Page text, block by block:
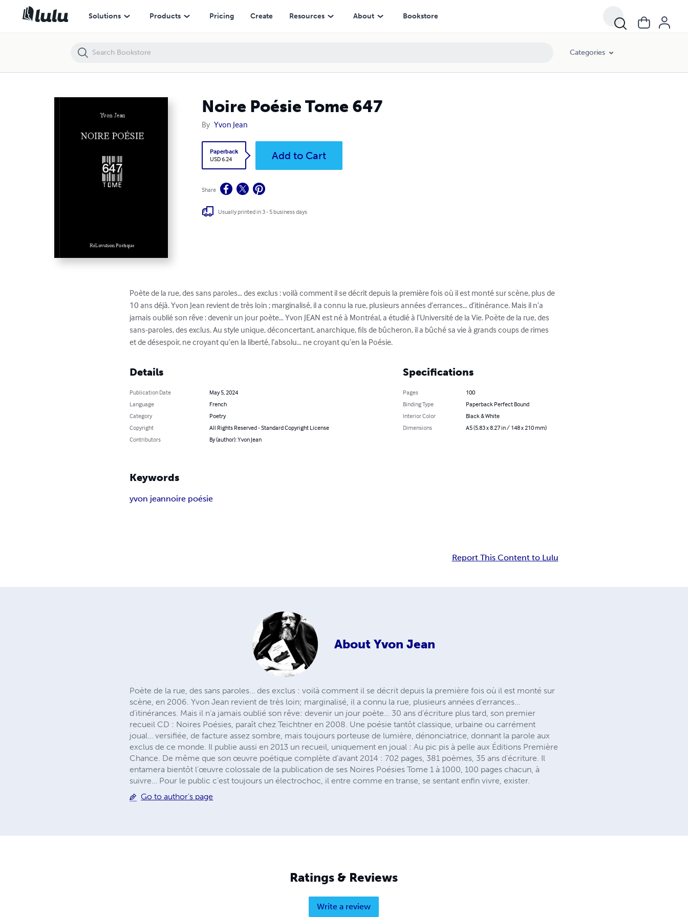
Solutions Products Pricing Create Resources About Bookstore
Categories
Noire Poésie Tome 647
By Yvon Jean
Paperback
USD 6.24
Add to Cart
Share
Usually printed in 3 - 5 business days
Poète de la rue, des sans paroles… des exclus : voilà comment il se décrit depuis la première fois où il est monté sur scène, plus de
10 ans déjà. Yvon Jean revient de très loin ; marginalisé, il a connu la rue, plusieurs années d’errances… d’itinérance. Mais il n’a
jamais oublié son rêve : devenir un jour poète… Yvon JEAN est né à Montréal, a étudié à l’Université de la Vie. Poète de la rue, des
sans-paroles, des exclus. Au style unique, déconcertant, anarchique, fils de bûcheron, il a bûché sa vie à grands coups de rimes
et de désespoir, ne croyant qu’en la liberté, l’absolu… ne croyant qu’en la Poésie.
Details
Publication Date
May 5, 2024
Language
French
Category
Poetry
Copyright
All Rights Reserved - Standard Copyright License
Contributors
By (author): Yvon Jean
Specifications
Pages
100
Binding Type
Paperback Perfect Bound
Interior Color
Black & White
Dimensions
A5 (5.83 x 8.27 in / 148 x 210 mm)
Keywords
yvon jeannoire poésie
Report This Content to Lulu
About Yvon Jean
Poète de la rue, des sans paroles… des exclus : voilà comment il se décrit depuis la première fois où il est monté sur
scène, en 2006. Yvon Jean revient de très loin; marginalisé, il a connu la rue, plusieurs années d’errances…
d’itinérances. Mais il n’a jamais oublié son rêve: devenir un jour poète… 30 ans d’écriture plus tard, son premier
recueil CD : Noires Poésies, paraît chez Teichtner en 2008. Une poésie tantôt classique, urbaine ou carrément
joual… versifiée, de facture assez sombre, mais toujours porteuse de lumière, dénonciatrice, donnant la parole aux
exclus de ce monde. Il publie aussi en 2013 un recueil, uniquement en joual : Au pic pis à pelle aux Éditions Première
Chance. De même que son œuvre poétique complète d’avant 2014 : 702 pages, 381 poèmes, 35 ans d’écriture. Il
entamera bientôt l’œuvre colossale de la publication de ses Noires Poésies Tome 1 à 1000, 100 pages chacun, à
suivre… Pour le public c’est toujours un électrochoc, il entre comme en transe, se sentant enfin vivre, exister.
Go to author's page
Ratings & Reviews
Write a review
Noire Poésie Tome 647